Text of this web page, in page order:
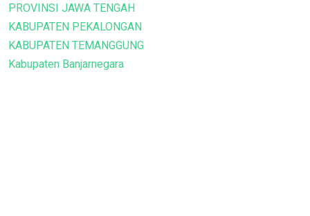
PROVINSI JAWA TENGAH
KABUPATEN PEKALONGAN
KABUPATEN TEMANGGUNG
Kabupaten Banjarnegara